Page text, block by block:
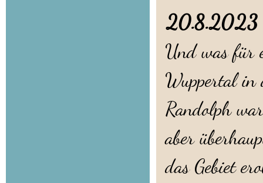
Und was für
Wuppertal in
Randolph
aber
das Gebiet